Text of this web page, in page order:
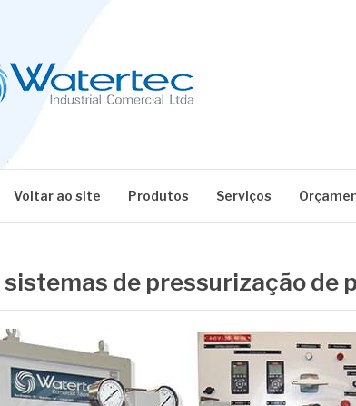
Voltar ao site Produtos Serviços
sistemas de pressurização de